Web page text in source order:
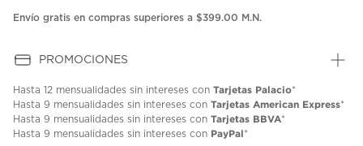
en
Envío gratis en compras superiores a $399.00 M.N.
PROMOCIONES
Hasta 12 mensualidades sin intereses con Tarjetas Palacio*
Hasta 9 mensualidades sin intereses con Tarjetas American Express*
Hasta 9 mensualidades sin intereses con Tarjetas BBVA*
Hasta 9 mensualidades sin intereses con PayPal*